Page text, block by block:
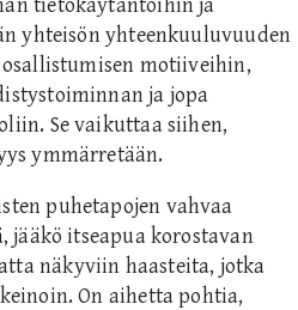
yhteisön yhteenkuuluvuuden
motiiveihin,
ja jopa
Se vaikuttaa siihen,
ymmärretään.
puhetapojen vahvaa
jääkö itseapua korostavan
näkyviin haasteita, jotka
On aihetta pohtia,